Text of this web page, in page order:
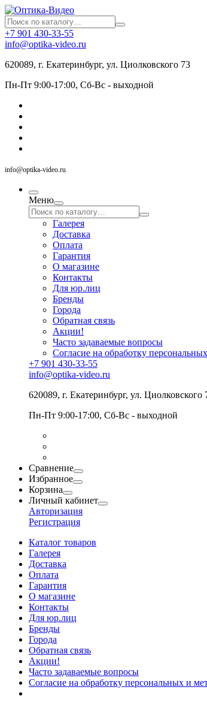
+7 901 430-33-55
info@optika-video.ru
620089, г. Екатеринбург, ул. Циолковского 73
Пн-Пт 9:00-17:00, Сб-Вс - выходной
info@optika-video.ru
Меню
Галерея
Доставка
Оплата
Гарантия
О магазине
Контакты
Для юр.лиц
Бренды
Города
Обратная связь
Акции!
Часто задаваемые вопросы
Согласие на обработку
+7 901 430-33-55
info@optika-video.ru
620089, г. Екатеринбург, ул. Циолковского
Пн-Пт 9:00-17:00, Сб-Вс - выходной
Сравнение
Избранное
Корзина
Личный кабинет
Авторизация
Регистрация
Каталог товаров
Галерея
Доставка
Оплата
Гарантия
О магазине
Контакты
Для юр.лиц
Бренды
Города
Обратная связь
Акции!
Часто задаваемые вопросы
Согласие на обработку персональных и